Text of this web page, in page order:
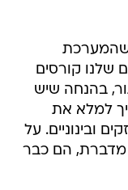
שהמערכת
שלנו קורסים
בהנחה שיש
למלא את
ובינוניים. על
מדברת, הם כבר